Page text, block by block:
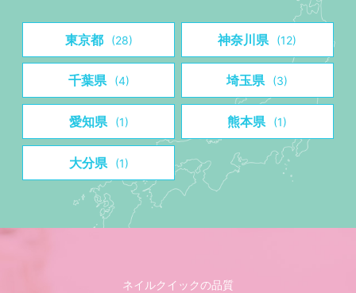
東京都 (28) 神奈川県 (12)
千葉県 (4) 埼玉県 (3)
愛知県 (1) 熊本県 (1)
大分県 (1)
ネイルクイックの品質